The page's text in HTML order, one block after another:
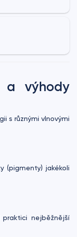
a výhody
s různými vlnovými
(pigmenty) jakékoli
nejběžnější